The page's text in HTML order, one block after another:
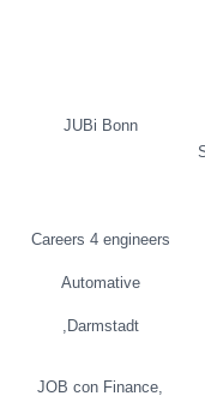
JUBi Bonn
Careers 4 engineers
Automative
,Darmstadt
JOB con Finance,